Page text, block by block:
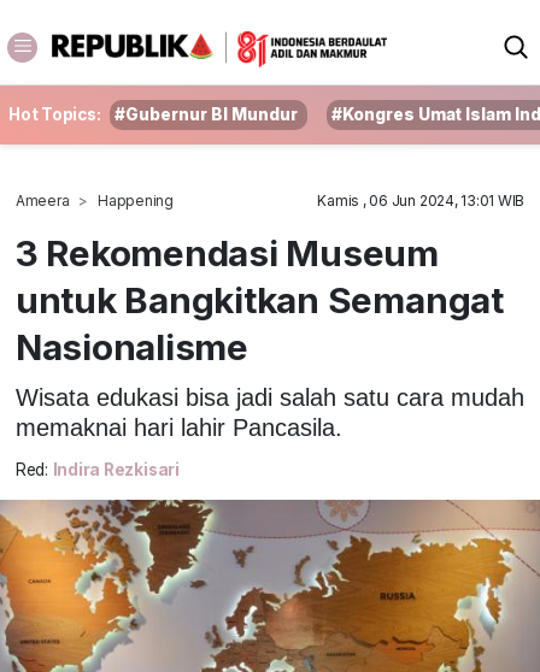
Hot Topics: #Gubernur BI Mundur #Kongres Umat Islam
Ameera Happening Kamis , 06 Jun 2024, 13:01 WIB
3 Rekomendasi Museum
untuk Bangkitkan Semangat
Nasionalisme
Wisata edukasi bisa jadi salah satu cara mudah
memaknai hari lahir Pancasila.
Red: Indira Rezkisari